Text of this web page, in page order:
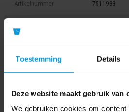
Toestemming Details
Deze website maakt gebruik van
We gebruiken cookies om content
Artikelnummer 7511933
Inhoud 1,0 ltr